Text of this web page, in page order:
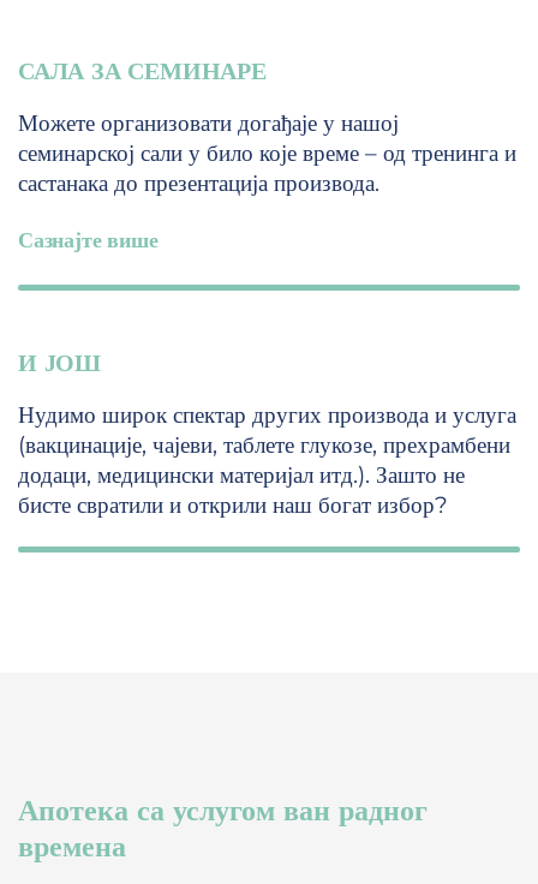
САЛА ЗА СЕМИНАРЕ
Можете организовати догађаје у нашој
семинарској сали у било које време – од тренинга и
састанака до презентација производа.
Сазнајте више
И ЈОШ
Нудимо широк спектар других производа и услуга
(вакцинације, чајеви, таблете глукозе, прехрамбени
додаци, медицински материјал итд.). Зашто не
бисте свратили и открили наш богат избор?
Апотека са услугом ван радног
времена